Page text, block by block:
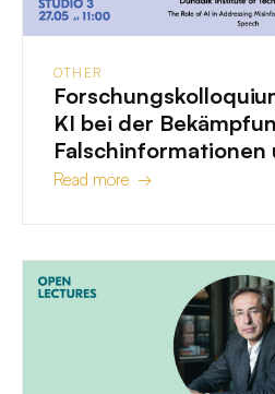
OTHER
KI bei der
Falschinformationen
Read more →